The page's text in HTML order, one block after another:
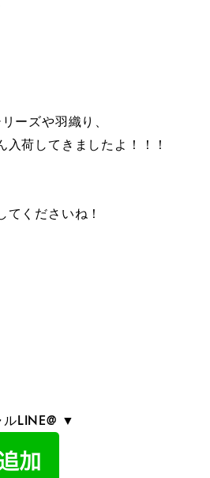
ーズや羽織り、
荷してきましたよ！！！
くださいね！
LINE@ ▼